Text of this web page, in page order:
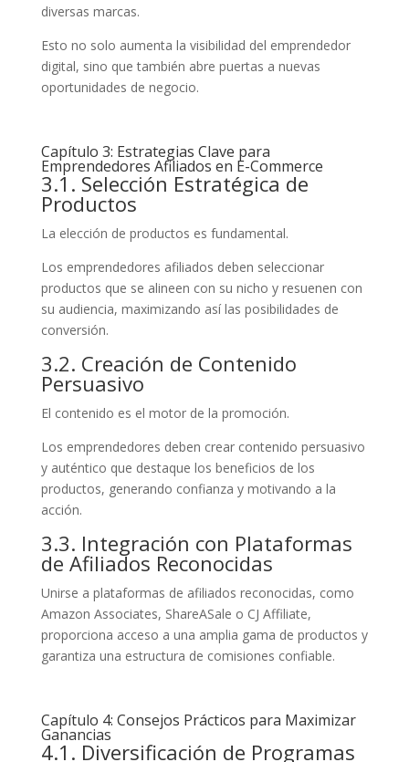
diversas marcas.
Esto no solo aumenta la visibilidad del emprendedor
digital, sino que también abre puertas a nuevas
oportunidades de negocio.
Capítulo 3: Estrategias Clave para
Emprendedores Afiliados en E-Commerce
3.1. Selección Estratégica de
Productos
La elección de productos es fundamental.
Los emprendedores afiliados deben seleccionar
productos que se alineen con su nicho y resuenen con
su audiencia, maximizando así las posibilidades de
conversión.
3.2. Creación de Contenido
Persuasivo
El contenido es el motor de la promoción.
Los emprendedores deben crear contenido persuasivo
y auténtico que destaque los beneficios de los
productos, generando confianza y motivando a la
acción.
3.3. Integración con Plataformas
de Afiliados Reconocidas
Unirse a plataformas de afiliados reconocidas, como
Amazon Associates, ShareASale o CJ Affiliate,
proporciona acceso a una amplia gama de productos y
garantiza una estructura de comisiones confiable.
Capítulo 4: Consejos Prácticos para Maximizar
Ganancias
4.1. Diversificación de Programas